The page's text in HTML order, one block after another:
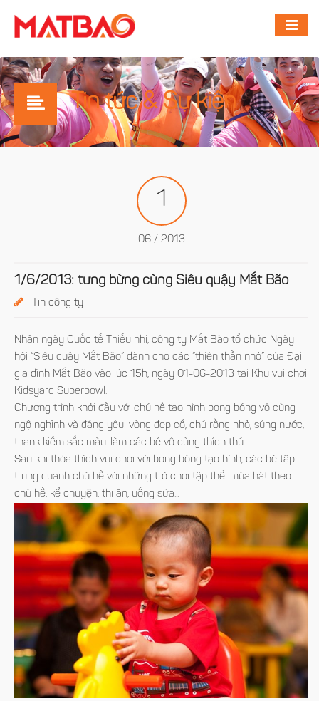
Tin tức & Sự kiện
1
06 / 2013
1/6/2013: tưng bừng cùng Siêu quậy Mắt Bão
Tin công ty
Nhân ngày Quốc tế Thiếu nhi, công ty Mắt Bão tổ chức Ngày
hội “Siêu quậy Mắt Bão” dành cho các “thiên thần nhỏ” của Đại
gia đình Mắt Bão vào lúc 15h, ngày 01-06-2013 tại Khu vui chơi
Kidsyard Superbowl.
Chương trình khởi đầu với chú hề tạo hình bong bóng vô cùng
ngộ nghĩnh và đáng yêu: vòng đep cổ, chú rồng nhỏ, súng nước,
thank kiếm sắc màu...làm các bé vô cùng thích thú.
Sau khi thỏa thích vui chơi với bong bóng tạo hình, các bé tập
trung quanh chú hề với những trò chơi tập thể: múa hát theo
chú hề, kể chuyện, thi ăn, uống sữa...